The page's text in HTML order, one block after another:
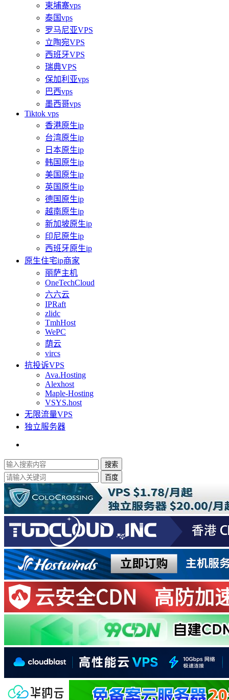
柬埔寨vps
泰国vps
罗马尼亚VPS
立陶宛VPS
西班牙VPS
瑞典VPS
保加利亚vps
巴西vps
墨西哥vps
Tiktok vps
香港原生ip
台湾原生ip
日本原生ip
韩国原生ip
美国原生ip
英国原生ip
德国原生ip
越南原生ip
新加坡原生ip
印尼原生ip
西班牙原生ip
原生住宅ip商家
丽萨主机
OneTechCloud
六六云
IPRaft
zlidc
TmhHost
WePC
荫云
vircs
抗投诉VPS
Ava.Hosting
Alexhost
Maple-Hosting
VSYS.host
无限流量VPS
独立服务器